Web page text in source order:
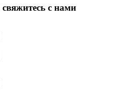
свяжитесь с нами